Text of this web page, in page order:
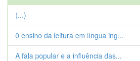
(...)
0 ensino da leitura em língua ing...
A fala popular e a influência das...